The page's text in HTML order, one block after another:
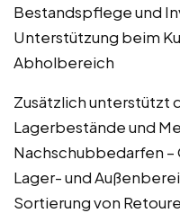
Bestandspflege und
Unterstützung beim
Abholbereich
Zusätzlich unterstützt
Lagerbestände und
Nachschubbedarfen –
Lager- und
Sortierung von